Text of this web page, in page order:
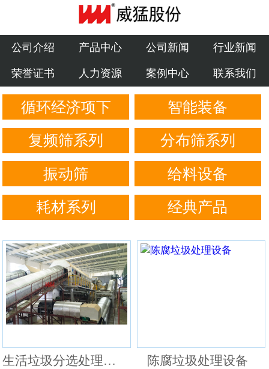
公司介绍
产品中心
公司新闻
行业新闻
荣誉证书
人力资源
案例中心
公司介绍 产品中心 公司新闻 行业新闻
荣誉证书 人力资源 案例中心 联系我们
循环经济项下 智能装备
复频筛系列 分布筛系列
振动筛 给料设备
耗材系列 经典产品
生活垃圾分选处理设备 陈腐垃圾处理设备